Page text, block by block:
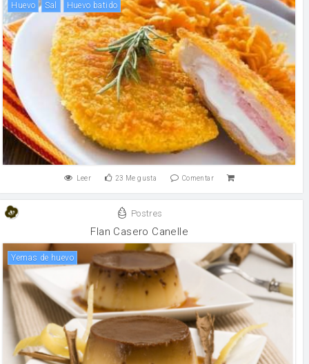
huevo sal Huevo batido
Leer 23 Me gusta Comentar
Postres
Flan Casero Canelle
yemas de huevo